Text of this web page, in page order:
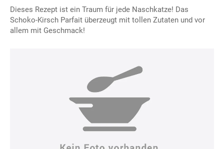
Dieses Rezept ist ein Traum für jede Naschkatze! Das
Schoko-Kirsch Parfait überzeugt mit tollen Zutaten und vor
allem mit Geschmack!